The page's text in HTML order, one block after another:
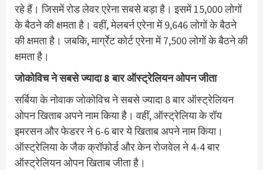
रहे हैं। जिसमें रोड लेवर एरेना सबसे बड़ा है। इसमें 15,000 लोगों
के बैठने की क्षमता है। वहीं, मेलबर्न एरेना में 9,646 लोगों के बैठने
की क्षमता है। जबकि, मार्ग्रेट कोर्ट एरेना में 7,500 लोगों के बैठने की
क्षमता है।
जोकोविच ने सबसे ज्यादा 8 बार ऑस्ट्रेलियन ओपन जीता
सर्बिया के नोवाक जोकोविच ने सबसे ज्यादा 8 बार ऑस्ट्रेलियन
ओपन खिताब अपने नाम किया है। वहीं, ऑस्ट्रेलिया के रॉय
इमरसन और फेडरर ने 6-6 बार ये खिताब अपने नाम किया।
ऑस्ट्रेलिया के जैक क्रॉफोर्ड और केन रोजवेल ने 4-4 बार
ऑस्ट्रेलियन ओपन खिताब जीता है।